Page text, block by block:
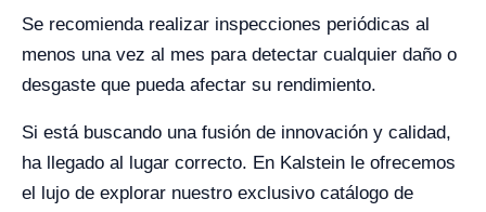
Se recomienda realizar inspecciones periódicas al
menos una vez al mes para detectar cualquier daño o
desgaste que pueda afectar su rendimiento.
Si está buscando una fusión de innovación y calidad,
ha llegado al lugar correcto. En Kalstein le ofrecemos
el lujo de explorar nuestro exclusivo catálogo de